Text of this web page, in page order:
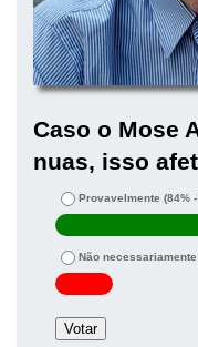
Caso o Mose
nuas, isso
Provavelmente (84%
Não necessariamente